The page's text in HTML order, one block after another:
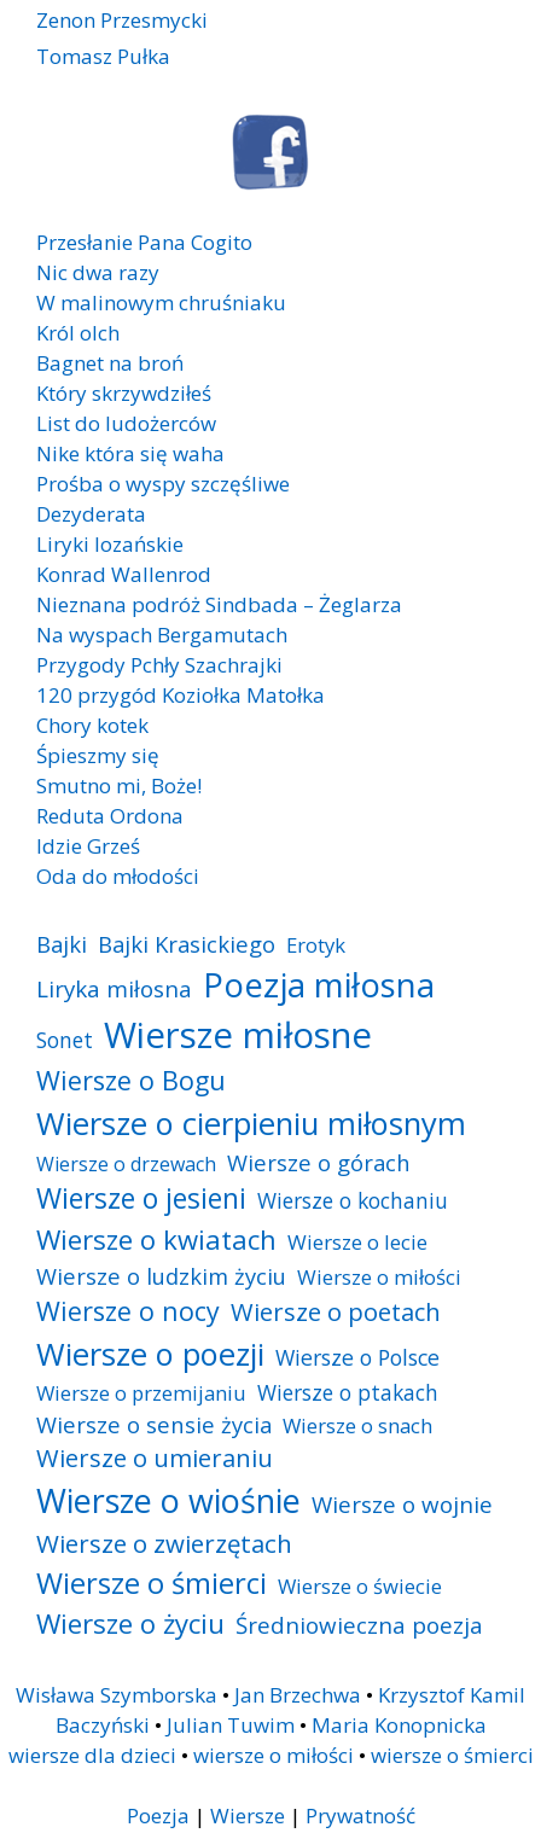
Zenon Przesmycki
Tomasz Pułka
Przesłanie Pana Cogito
Nic dwa razy
W malinowym chruśniaku
Król olch
Bagnet na broń
Który skrzywdziłeś
List do ludożerców
Nike która się waha
Prośba o wyspy szczęśliwe
Dezyderata
Liryki lozańskie
Konrad Wallenrod
Nieznana podróż Sindbada – Żeglarza
Na wyspach Bergamutach
Przygody Pchły Szachrajki
120 przygód Koziołka Matołka
Chory kotek
Śpieszmy się
Smutno mi, Boże!
Reduta Ordona
Idzie Grześ
Oda do młodości
Bajki Bajki Krasickiego Erotyk
Liryka miłosna Poezja miłosna
Sonet Wiersze miłosne
Wiersze o Bogu
Wiersze o cierpieniu miłosnym
Wiersze o drzewach Wiersze o górach
Wiersze o jesieni Wiersze o kochaniu
Wiersze o kwiatach Wiersze o lecie
Wiersze o ludzkim życiu Wiersze o miłości
Wiersze o nocy Wiersze o poetach
Wiersze o poezji Wiersze o Polsce
Wiersze o przemijaniu Wiersze o ptakach
Wiersze o sensie życia Wiersze o snach
Wiersze o umieraniu
Wiersze o wiośnie Wiersze o wojnie
Wiersze o zwierzętach
Wiersze o śmierci Wiersze o świecie
Wiersze o życiu Średniowieczna poezja
Wisława Szymborska • Jan Brzechwa • Krzysztof Kamil
Baczyński • Julian Tuwim• Maria Konopnicka
wiersze dla dzieci • wiersze o miłości • wiersze o śmierci
Poezja | Wiersze| Prywatność